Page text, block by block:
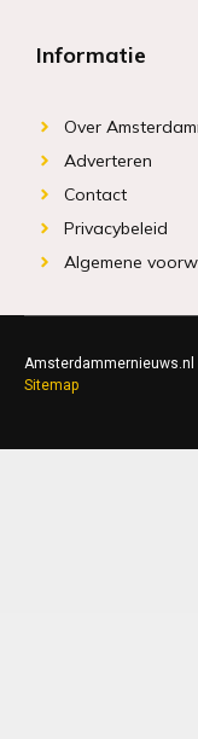
Informatie
Over
Adverteren
Contact
Privacybeleid
Algemene
Sitemap